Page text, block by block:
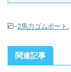
-2馬力ゴムボート
関連記事